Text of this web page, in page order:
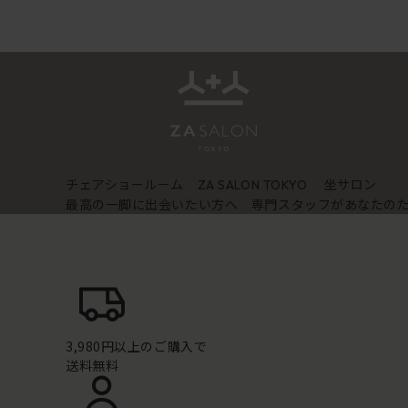
チェアショールーム ZA SALON TOKYO
坐サロン
最高の一脚に出会いたい方へ 専門スタッフがあなたの
3,980円以上のご購入で
送料無料